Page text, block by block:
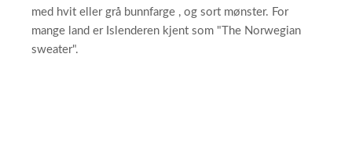
med hvit eller grå bunnfarge , og sort mønster. For
mange land er Islenderen kjent som "The Norwegian
sweater".